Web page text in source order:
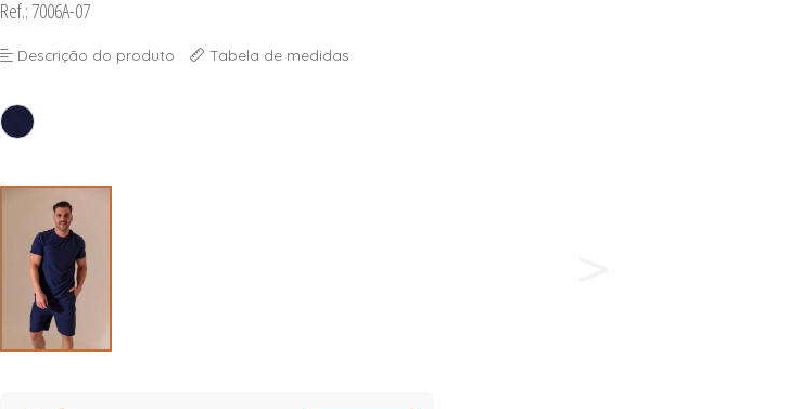
Ref.: 7006A-07
Descrição do produto Tabela de medidas